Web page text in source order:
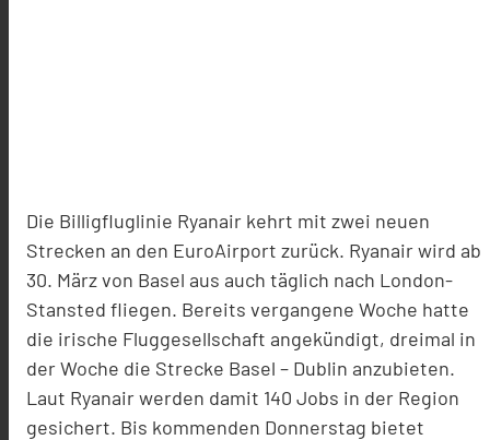
Die Billigfluglinie Ryanair kehrt mit zwei neuen
Strecken an den EuroAirport zurück. Ryanair wird ab
30. März von Basel aus auch täglich nach London-
Stansted fliegen. Bereits vergangene Woche hatte
die irische Fluggesellschaft angekündigt, dreimal in
der Woche die Strecke Basel – Dublin anzubieten.
Laut Ryanair werden damit 140 Jobs in der Region
gesichert. Bis kommenden Donnerstag bietet